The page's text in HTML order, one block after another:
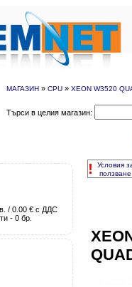
МАГАЗИН » CPU » XEON W3520
Търси в целия магазин:
/ 0.00 € с ДДС
- 0 бр.
!
Условия
ползване